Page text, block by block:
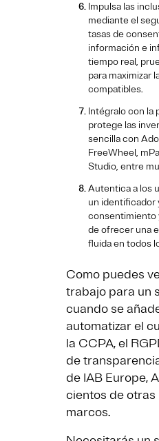
Impulsa las
mediante el
tasas de
información e
tiempo real,
para maximizar
compatibles.
Intégralo con la
protege las
sencilla con
FreeWheel,
Studio, entre
Autentica a los
un identificador
consentimiento
de ofrecer una
fluida en todos
Como puedes
trabajo para un
cuando se
automatizar el
la CCPA, el
de
de IAB Europe,
cientos de
marcos.